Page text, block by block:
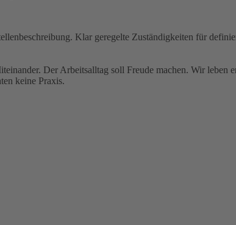
Klar geregelte Zuständigkeiten für
Der Arbeitsalltag soll Freude machen. Wir leben
keine Praxis.